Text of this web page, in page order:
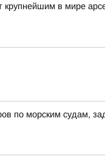
в мире
по морским судам,